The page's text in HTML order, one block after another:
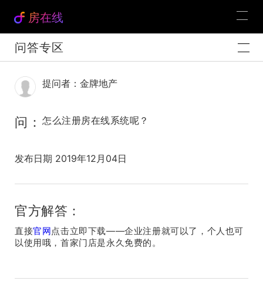
房在线
问答专区
提问者：金牌地产
问： 怎么注册房在线系统呢？
发布日期 2019年12月04日
官方解答：
直接官网点击立即下载——企业注册就可以了，个人也可
以使用哦，首家门店是永久免费的。